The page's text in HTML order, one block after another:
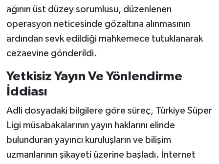
ağının üst düzey sorumlusu, düzenlenen
operasyon neticesinde gözaltına alınmasının
ardından sevk edildiği mahkemece tutuklanarak
cezaevine gönderildi.
Yetkisiz Yayın Ve Yönlendirme
İddiası
Adli dosyadaki bilgilere göre süreç, Türkiye Süper
Ligi müsabakalarının yayın haklarını elinde
bulunduran yayıncı kuruluşların ve bilişim
uzmanlarının şikayeti üzerine başladı. İnternet